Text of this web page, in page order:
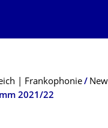
| Frankophonie
2021/22